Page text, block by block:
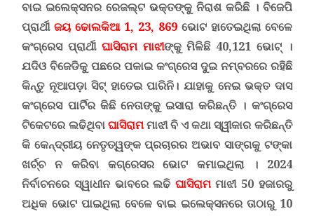
ବାଇ ଇଲେକ୍ସନର ରେଜଲ୍ଟ ଭକ୍ତଙ୍କୁ ନିରାଶ କରିଛି । ବିଜେପି
ପ୍ରାର୍ଥୀଜୟ ଢୋଲକିଆ 1, 23, 869 ଭୋଟ ହାତେଇଥିଲା ବେଳେ
କଂଗ୍ରେସ ପ୍ରାର୍ଥୀ ଘାସିରାମ ମାଝୀଙ୍କୁ ମିଳିଛି 40,121 ଭୋଟ୍ ।
ଯଦିଓ ବିଜେଡିକୁ ପଛରେ ପକାଇ କଂଗ୍ରେସ ଦୁଇ ନମ୍ବରରେ ରହିଛି
କିନ୍ତୁ ନୂଆପଡ଼ା ସିଟ୍ ହାତେଇ ପାରିନି। ଯାହାକୁ ନେଇ ଭକ୍ତ ଦାସ
କଂଗ୍ରେସ ପାର୍ଟିର କିଛି ନେତାଙ୍କୁ ଇସାରା କରିଛନ୍ତି । କଂଗ୍ରେସ
ଟିକେଟରେ ଲଢିଥିବା ଘାସିରାମ ମାଝୀ ବି ଏ କଥା ସ୍ୱୀକାର କରିଛନ୍ତି
କି କେନ୍ଦ୍ରୀୟ ନେତୃତ୍ୱଙ୍କ ପ୍ରଚାରର ଅଭାବ ସାଙ୍ଗକୁ ଟଙ୍କା
ଖର୍ଚ୍ଚ ନ କରିବା କଗ୍ରେସର ଭୋଟ କମାଇଥିଲା । 2024
ନିର୍ବାଚନରେ ସ୍ୱାଧୀନ ଭାବରେ ଲଢି ଘାସିରାମମାଝୀ 50 ହଜାରରୁ
ଅଧିକ ଭୋଟ ପାଇଥିଲା ବେଳେ ବାଇ ଇଲେକ୍ସନରେ ତାଠାରୁ 10